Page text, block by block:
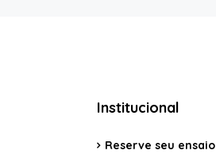
Institucional
Reserve seu ensaio